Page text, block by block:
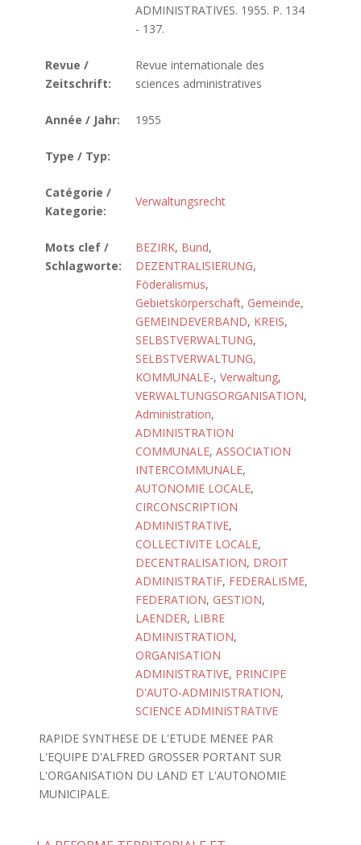
ADMINISTRATIVES. 1955. P. 134
- 137.
Revue /
Zeitschrift:
Revue internationale des
sciences administratives
Année / Jahr: 1955
Type / Typ:
Catégorie /
Kategorie:
Verwaltungsrecht
Mots clef /
Schlagworte:
BEZIRK, Bund,
DEZENTRALISIERUNG,
Föderalismus,
Gebietskörperschaft, Gemeinde,
GEMEINDEVERBAND, KREIS,
SELBSTVERWALTUNG,
SELBSTVERWALTUNG,
KOMMUNALE-, Verwaltung,
VERWALTUNGSORGANISATION,
Administration,
ADMINISTRATION
COMMUNALE, ASSOCIATION
INTERCOMMUNALE,
AUTONOMIE LOCALE,
CIRCONSCRIPTION
ADMINISTRATIVE,
COLLECTIVITE LOCALE,
DECENTRALISATION, DROIT
ADMINISTRATIF, FEDERALISME,
FEDERATION, GESTION,
LAENDER, LIBRE
ADMINISTRATION,
ORGANISATION
ADMINISTRATIVE, PRINCIPE
D'AUTO-ADMINISTRATION,
SCIENCE ADMINISTRATIVE
RAPIDE SYNTHESE DE L'ETUDE MENEE PAR
L'EQUIPE D'ALFRED GROSSER PORTANT SUR
L'ORGANISATION DU LAND ET L'AUTONOMIE
MUNICIPALE.